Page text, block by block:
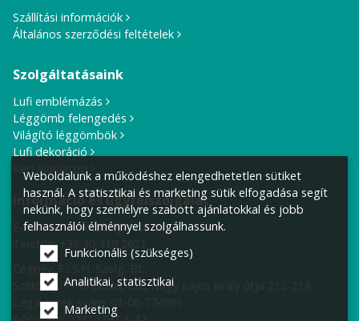
Szállítási információk
Általános szerződési feltételek
Szolgáltatásaink
Lufi emblémázás
Léggömb felengedés
Világító léggömbök
Lufi dekoráció
Kérj ajánlatot!
Információ és ügyfélszolgálat
E-mail cím:info@lufiposta.hu
Telefon:+36 30 419 2621
Cégnév: F.I.S.H. Szolg. Bt.
Székhely: 1149 Budapest, Nagy Lajos király útja 212-214.
Cégjegyzék szám: 01-06-774991
Weboldalunk a működéshez elengedhetetlen sütiket
használ. A statisztikai és marketing sütik elfogadása segít
nekünk, hogy személyre szabott ajánlatokkal és jobb
felhasználói élménnyel szolgálhassunk.
Funkcionális (szükséges)
Analitikai, statisztikai
Marketing